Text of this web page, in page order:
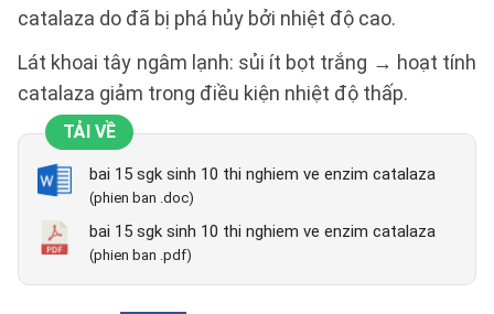
catalaza do đã bị phá hủy bởi nhiệt độ cao.
Lát khoai tây ngâm lạnh: sủi ít bọt trắng → hoạt tính
catalaza giảm trong điều kiện nhiệt độ thấp.
TẢI VỀ
bai 15 sgk sinh 10 thi nghiem ve enzim catalaza
(phien ban .doc)
bai 15 sgk sinh 10 thi nghiem ve enzim catalaza
(phien ban .pdf)